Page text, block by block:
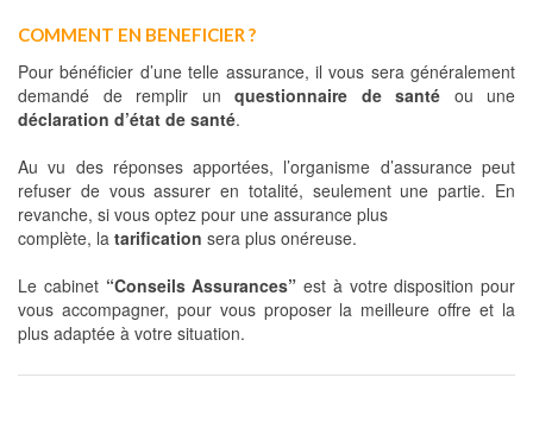
COMMENT EN BENEFICIER ?
Pour bénéficier d’une telle assurance, il vous sera généralement
demandé de remplir un questionnaire de santé ou une
déclaration d’état de santé.
Au vu des réponses apportées, l’organisme d’assurance peut
refuser de vous assurer en totalité, seulement une partie. En
revanche, si vous optez pour une assurance plus
complète, la tarification sera plus onéreuse.
Le cabinet “Conseils Assurances” est à votre disposition pour
vous accompagner, pour vous proposer la meilleure offre et la
plus adaptée à votre situation.